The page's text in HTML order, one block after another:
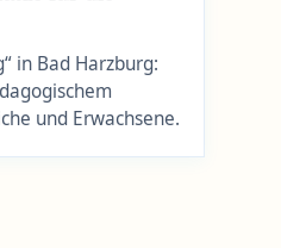
in Bad Harzburg:
und Erwachsene.